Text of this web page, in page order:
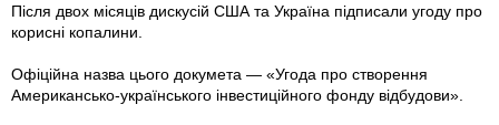
Після двох місяців дискусій США та Україна підписали угоду про
корисні копалини.
Офіційна назва цього докумета — «Угода про створення
Американсько-українського інвестиційного фонду відбудови».